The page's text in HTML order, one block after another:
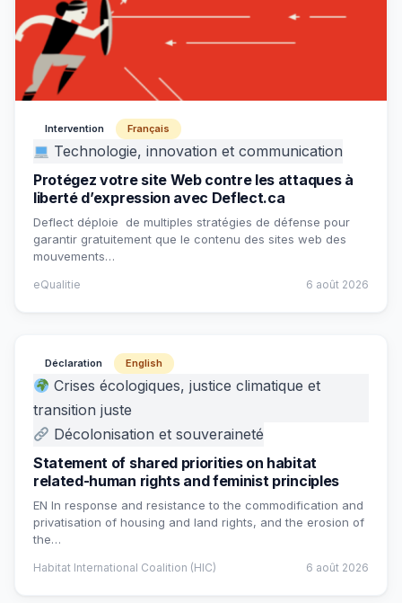
Intervention Français
Technologie, innovation et communication
Protégez votre site Web contre les attaques à
liberté d’expression avec Deflect.ca
Deflect déploie de multiples stratégies de défense pour
garantir gratuitement que le contenu des sites web des
mouvements…
eQualitie 6 août 2026
Déclaration English
Crises écologiques, justice climatique et
transition juste
Décolonisation et souveraineté
Statement of shared priorities on habitat
related-human rights and feminist principles
EN In response and resistance to the commodification and
privatisation of housing and land rights, and the erosion of
the…
Habitat International Coalition (HIC) 6 août 2026